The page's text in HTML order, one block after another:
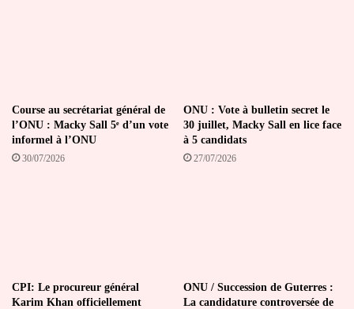
Course au secrétariat général de
l’ONU : Macky Sall 5ᵉ d’un vote
informel à l’ONU
30/07/2026
ONU : Vote à bulletin secret le
30 juillet, Macky Sall en lice face
à 5 candidats
27/07/2026
CPI: Le procureur général
Karim Khan officiellement
ONU / Succession de Guterres :
La candidature controversée de